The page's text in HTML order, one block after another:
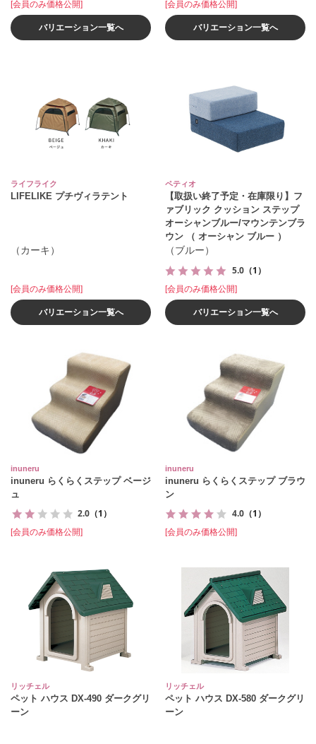
[会員のみ価格公開]
バリエーション一覧へ
[会員のみ価格公開]
バリエーション一覧へ
ライフライク
LIFELIKE プチヴィラテント
（カーキ）
[会員のみ価格公開]
バリエーション一覧へ
ペティオ
【取扱い終了予定・在庫限り】フ
ァブリック クッション ステップ
オーシャンブルー/マウンテンブラ
ウン （ オーシャン ブルー ）
（ブルー）
5.0 （1）
[会員のみ価格公開]
バリエーション一覧へ
inuneru
inuneru らくらくステップ ベージ
ュ
2.0 （1）
[会員のみ価格公開]
inuneru
inuneru らくらくステップ ブラウ
ン
4.0 （1）
[会員のみ価格公開]
リッチェル
ペット ハウス DX‐490 ダークグリ
ーン
リッチェル
ペット ハウス DX‐580 ダークグリ
ーン